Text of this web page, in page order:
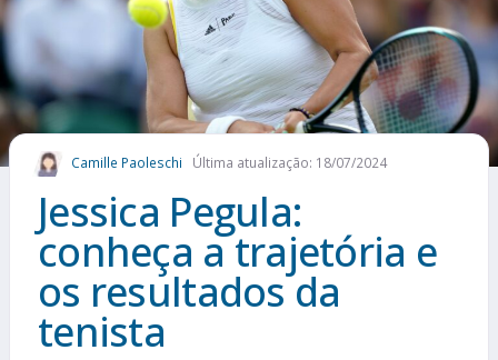
FUTEBOL NACIONAL
FUTEBOL INTERNACIONAL
COMO APOSTAR
MAIS ESPORTES
Camille Paoleschi Última atualização: 18/07/2024
Jessica Pegula:
conheça a trajetória e
os resultados da
tenista